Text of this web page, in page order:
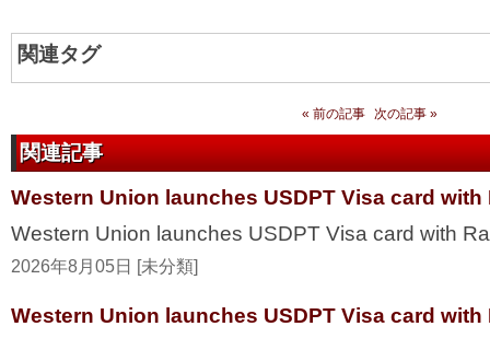
関連タグ
« 前の記事 次の記事 »
関連記事
Western Union launches USDPT Visa card
Western Union launches USDPT Visa card with
2026年8月05日 [未分類]
Western Union launches USDPT Visa card with